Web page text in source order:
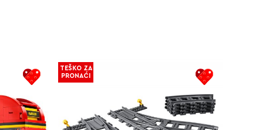
TEŠKO ZA
PRONAĆI